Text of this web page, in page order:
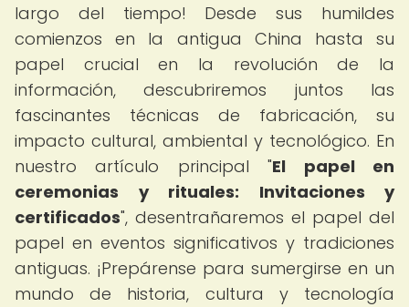
largo del tiempo! Desde sus humildes
comienzos en la antigua China hasta su
papel crucial en la revolución de la
información, descubriremos juntos las
fascinantes técnicas de fabricación, su
impacto cultural, ambiental y tecnológico. En
nuestro artículo principal "El papel en
ceremonias y rituales: Invitaciones y
certificados", desentrañaremos el papel del
papel en eventos significativos y tradiciones
antiguas. ¡Prepárense para sumergirse en un
mundo de historia, cultura y tecnología